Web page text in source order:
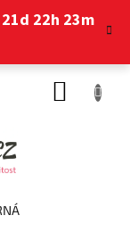
21d 22h 23m